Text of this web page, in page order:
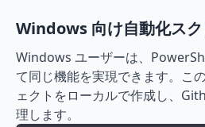
Windows 向け自動化スク
Windows ユーザーは、
て同じ機能を実現できます。こ
ェクトをローカルで作成し、
理します。